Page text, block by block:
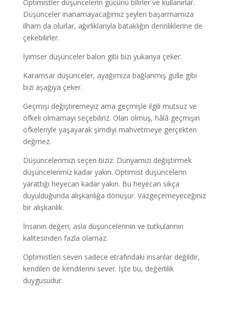
Optimistler düşüncelerin gücünü bilirler ve kullanırlar.
Düşünceler inanamayacağımız şeyleri başarmamıza
ilham da olurlar, ağırlıklarıyla bataklığın derinliklerine de
çekebilirler.
İyimser düşünceler balon gibi bizi yukarıya çeker.
Karamsar düşünceler, ayağımıza bağlanmış gülle gibi
bizi aşağıya çeker.
Geçmişi değiştiremeyiz ama geçmişle ilgili mutsuz ve
öfkeli olmamayı seçebiliriz. Olan olmuş, hâlâ geçmişin
öfkeleriyle yaşayarak şimdiyi mahvetmeye gerçekten
değmez.
Düşüncelerimizi seçen biziz. Dünyamızı değiştirmek
düşüncelerimiz kadar yakın. Optimist düşüncelerin
yarattığı heyecan kadar yakın. Bu heyecan sıkça
duyulduğunda alışkanlığa dönüşür. Vazgeçemeyeceğiniz
bir alışkanlık.
İnsanın değeri, asla düşüncelerinin ve tutkularının
kalitesinden fazla olamaz.
Optimistleri seven sadece etrafındaki insanlar değildir,
kendileri de kendilerini sever. İşte bu, değerlilik
duygusudur.